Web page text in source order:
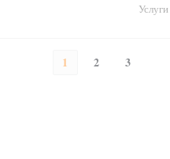
Услуги
1 2 3